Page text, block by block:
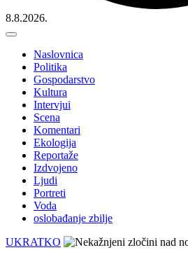
8.8.2026.
Naslovnica
Politika
Gospodarstvo
Kultura
Intervjui
Scena
Komentari
Ekologija
Reportaže
Izdvojeno
Ljudi
Portreti
Voda
oslobađanje zbilje
UKRATKO